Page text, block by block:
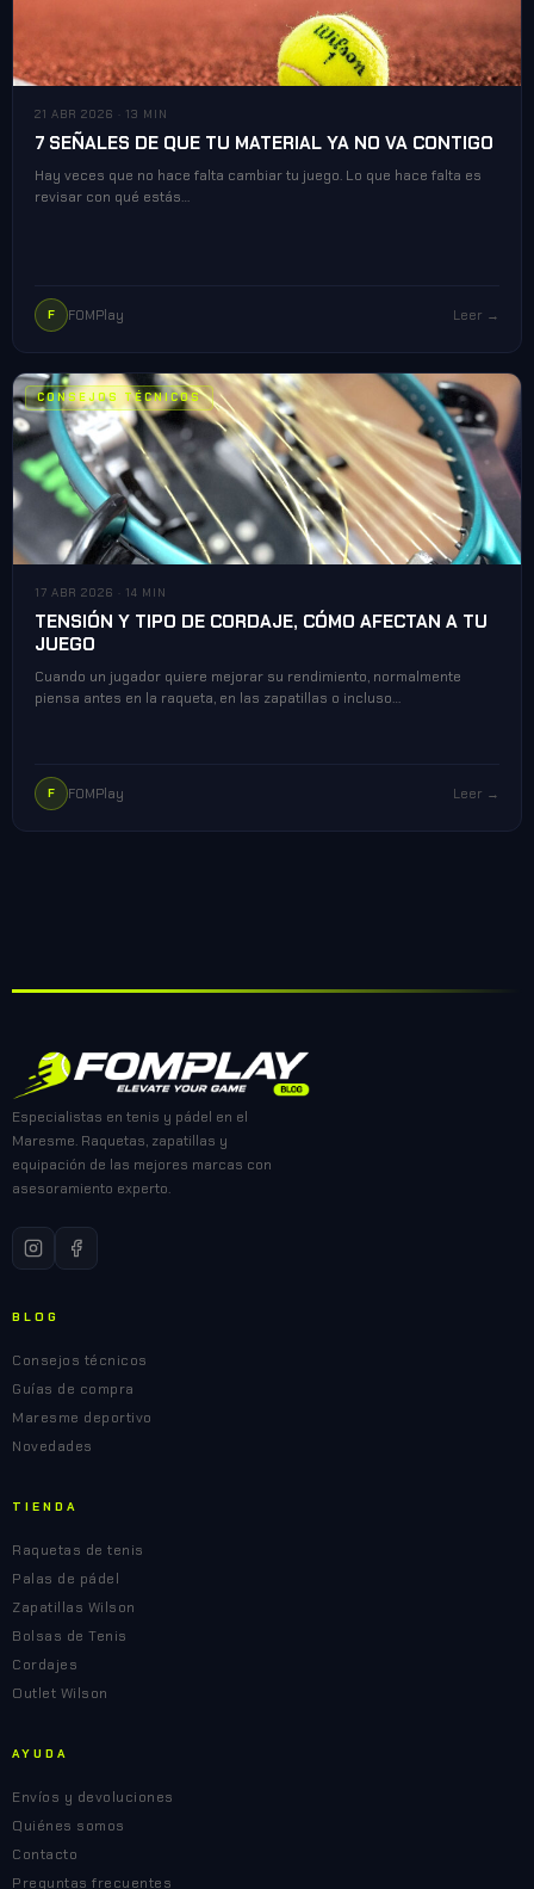
21 ABR 2026 · 13 MIN
7 SEÑALES DE QUE TU MATERIAL YA NO VA CONTIGO
Hay veces que no hace falta cambiar tu juego. Lo que hace falta es
revisar con qué estás…
F FOMPlay Leer →
CONSEJOS TÉCNICOS
17 ABR 2026 · 14 MIN
TENSIÓN Y TIPO DE CORDAJE, CÓMO AFECTAN A TU
JUEGO
Cuando un jugador quiere mejorar su rendimiento, normalmente
piensa antes en la raqueta, en las zapatillas o incluso…
F FOMPlay Leer →
Especialistas en tenis y pádel en el
Maresme. Raquetas, zapatillas y
equipación de las mejores marcas con
asesoramiento experto.
BLOG
Consejos técnicos
Guías de compra
Maresme deportivo
Novedades
TIENDA
Raquetas de tenis
Palas de pádel
Zapatillas Wilson
Bolsas de Tenis
Cordajes
Outlet Wilson
AYUDA
Envíos y devoluciones
Quiénes somos
Contacto
Preguntas frecuentes